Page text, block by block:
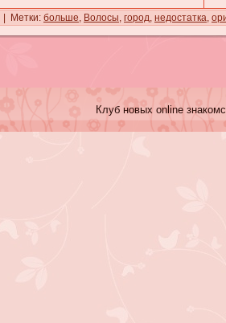
| Метки: больше, Волосы, город, недостаткa,
Клуб новых online